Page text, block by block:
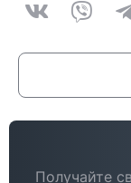
Получайте